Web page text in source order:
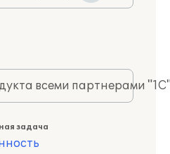
всеми партнерами
задача